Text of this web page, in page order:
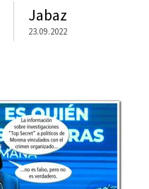
Jabaz
23.09.2022